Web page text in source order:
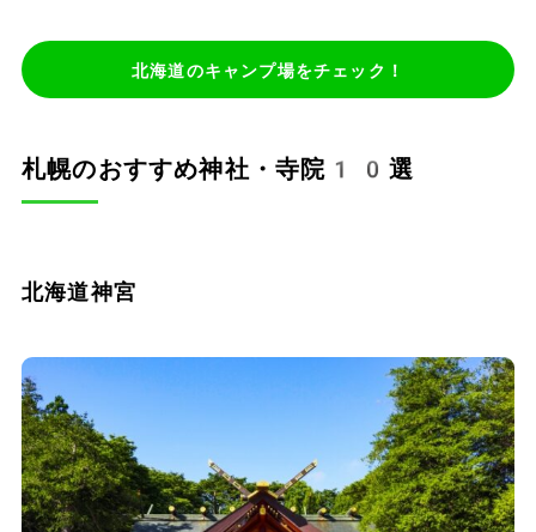
北海道のキャンプ場をチェック！
札幌のおすすめ神社・寺院10選
北海道神宮